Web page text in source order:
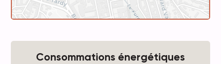
Consommations énergétiques